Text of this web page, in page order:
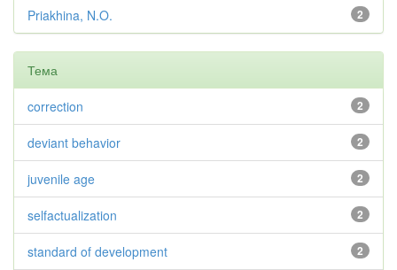
2
Priakhina, N.O.
Тема
2
correction
2
deviant behavior
2
juvenile age
2
selfactualization
2
standard of development